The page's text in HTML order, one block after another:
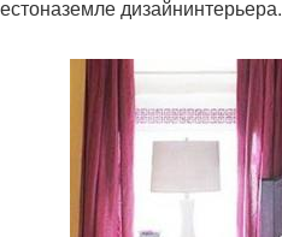
дизайнинтерьера.